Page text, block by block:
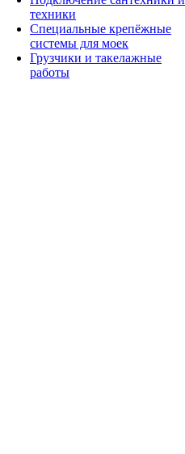
техники
Специальные крепёжные
системы для моек
Грузчики и такелажные
работы